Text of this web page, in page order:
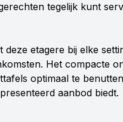
tegelijk kunt
etagere bij elke
Het compacte
optimaal te
aanbod biedt.